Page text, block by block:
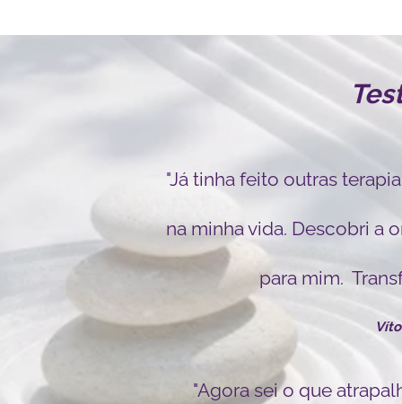
"Já tinha feito outras
na minha vida. Descobri a
para mim.
"Agora sei o que